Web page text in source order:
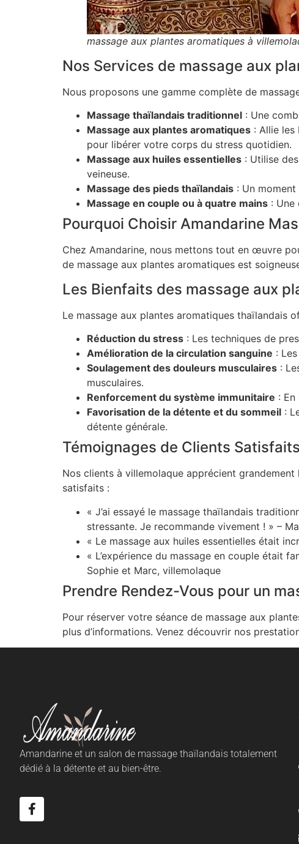
massage aux plantes aromatiques à
Nos Services de massage aux
Nous proposons une gamme complète de
Massage thaïlandais traditionnel : Une
Massage aux plantes aromatiques : Allie les
pour libérer votre corps du stress quotidien.
Massage aux huiles essentielles : Utilise
veineuse.
Massage des pieds thaïlandais : Un
Massage en couple ou à quatre mains : Une
Pourquoi Choisir Amandarine
Chez Amandarine, nous mettons tout en œuvre
de massage aux plantes aromatiques est
Les Bienfaits des massage aux
Le massage aux plantes aromatiques thaïlandais
Réduction du stress : Les techniques de
Amélioration de la circulation sanguine :
Soulagement des douleurs musculaires :
musculaires.
Renforcement du système immunitaire :
Favorisation de la détente et du sommeil :
détente générale.
Témoignages de Clients
Nos clients à villemolaque apprécient
satisfaits :
« J’ai essayé le massage thaïlandais
stressante. Je recommande vivement ! » –
« Le massage aux huiles essentielles était
« L’expérience du massage en couple était
Sophie et Marc, villemolaque
Prendre Rendez-Vous pour un
Pour réserver votre séance de massage aux
plus d’informations. Venez découvrir nos
Amandarine et un salon de massage thaïlandais totalement
dédié à la détente et au bien-être.